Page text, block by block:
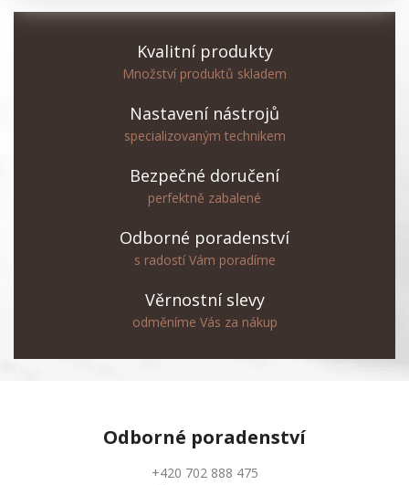
Kvalitní produkty
Množství produktů skladem
Nastavení nástrojů
specializovaným technikem
Bezpečné doručení
perfektně zabalené
Odborné poradenství
s radostí Vám poradíme
Věrnostní slevy
odměníme Vás za nákup
Odborné poradenství
+420 702 888 475